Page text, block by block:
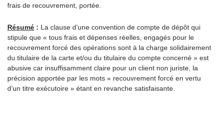
frais de recouvrement, portée.
Résumé : La clause d’une convention de compte de dépôt qui
stipule que « tous frais et dépenses réelles, engagés pour le
recouvrement forcé des opérations sont à la charge solidairement
du titulaire de la carte et/ou du titulaire du compte concerné » est
abusive car insuffisamment claire pour un client non juriste, la
précision apportée par les mots « recouvrement forcé en vertu
d’un titre exécutoire » étant en revanche satisfaisante.